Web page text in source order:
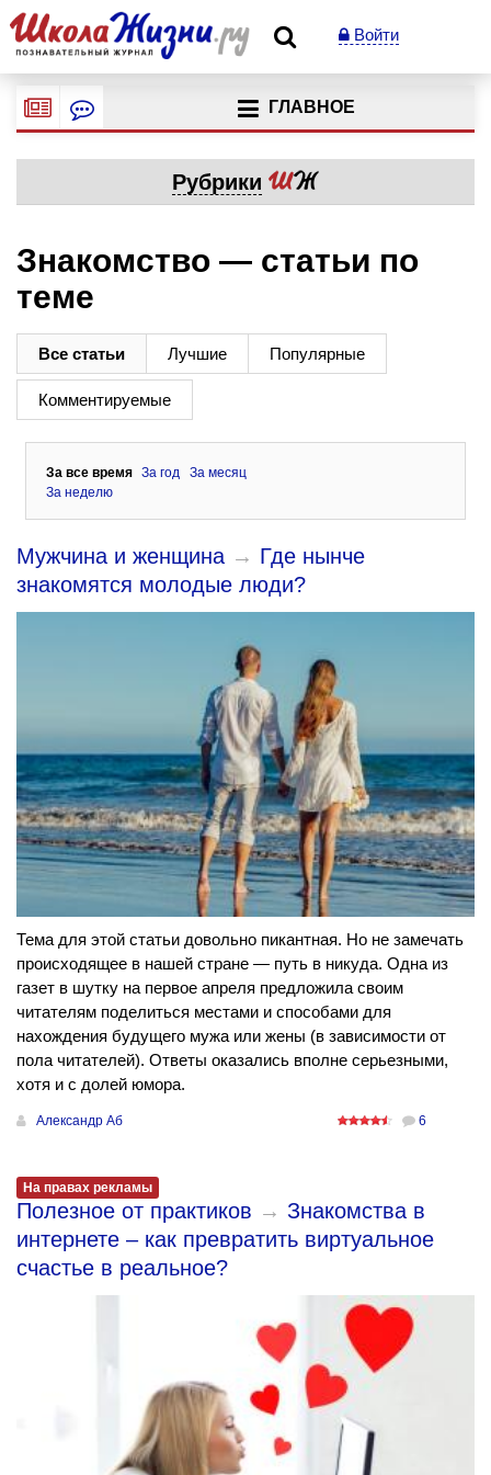
Войти
ГЛАВНОЕ
Рубрики
Знакомство — статьи по
теме
Все статьи Лучшие Популярные
Комментируемые
За все время За год
За месяц
За неделю
Мужчина и женщина → Где нынче
знакомятся молодые люди?
Тема для этой статьи довольно пикантная. Но не замечать
происходящее в нашей стране — путь в никуда. Одна из
газет в шутку на первое апреля предложила своим
читателям поделиться местами и способами для
нахождения будущего мужа или жены (в зависимости от
пола читателей). Ответы оказались вполне серьезными,
хотя и с долей юмора.
Александр Аб 6
На правах рекламы
Полезное от практиков → Знакомства в
интернете – как превратить виртуальное
счастье в реальное?